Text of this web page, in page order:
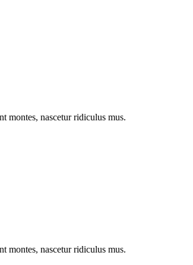
montes, nascetur ridiculus mus.
montes, nascetur ridiculus mus.